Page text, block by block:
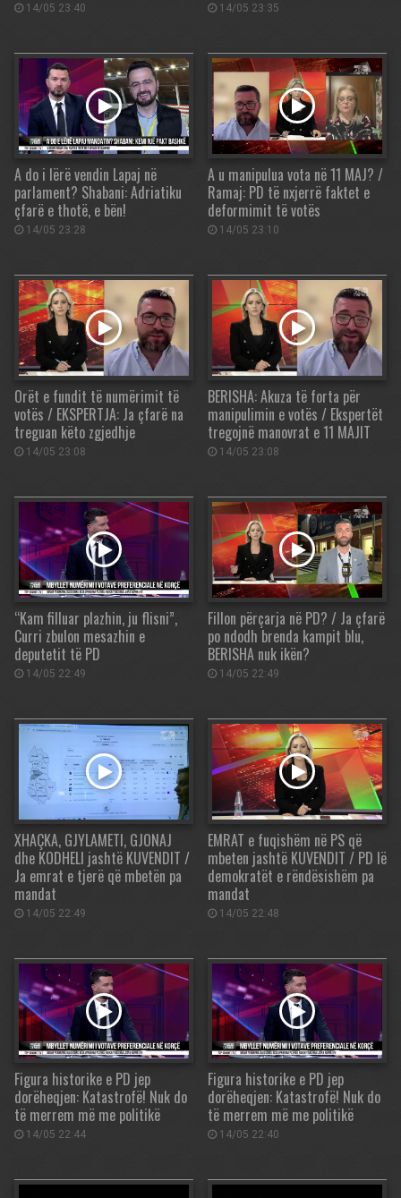
14/05 23:40 14/05 23:35
A do i lërë vendin Lapaj në
parlament? Shabani: Adriatiku
çfarë e thotë, e bën!
14/05 23:28
A u manipulua vota në 11 MAJ? /
Ramaj: PD të nxjerrë faktet e
deformimit të votës
14/05 23:10
Orët e fundit të numërimit të
votës / EKSPERTJA: Ja çfarë na
treguan këto zgjedhje
14/05 23:08
BERISHA: Akuza të forta për
manipulimin e votës / Ekspertët
tregojnë manovrat e 11 MAJIT
14/05 23:08
“Kam filluar plazhin, ju flisni”,
Curri zbulon mesazhin e
deputetit të PD
14/05 22:49
Fillon përçarja në PD? / Ja çfarë
po ndodh brenda kampit blu,
BERISHA nuk ikën?
14/05 22:49
XHAÇKA, GJYLAMETI, GJONAJ
dhe KODHELI jashtë KUVENDIT /
Ja emrat e tjerë që mbetën pa
mandat
14/05 22:49
EMRAT e fuqishëm në PS që
mbeten jashtë KUVENDIT / PD lë
demokratët e rëndësishëm pa
mandat
14/05 22:48
Figura historike e PD jep
dorëheqjen: Katastrofë! Nuk do
të merrem më me politikë
14/05 22:44
Figura historike e PD jep
dorëheqjen: Katastrofë! Nuk do
të merrem më me politikë
14/05 22:40